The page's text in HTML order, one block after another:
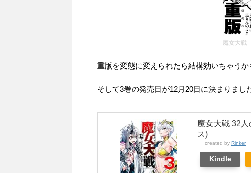
魔女大
重版を変態に変えられたら結構効いちゃうか
そして3巻の発売日が12月20日に決まりまし
魔女大戦 32
ス)
created by Rinker
Kindle